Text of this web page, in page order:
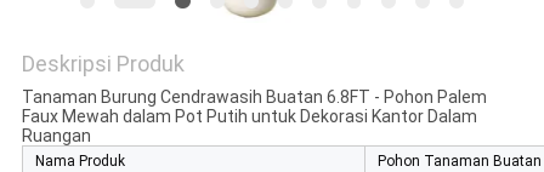
Deskripsi Produk
Tanaman Burung Cendrawasih Buatan 6.8FT - Pohon Palem
Faux Mewah dalam Pot Putih untuk Dekorasi Kantor Dalam
Ruangan
Nama Produk Pohon Tanaman Buatan